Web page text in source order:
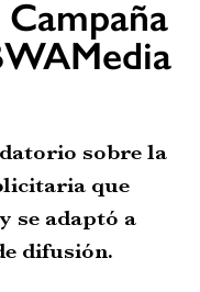
sobre la
que
se adaptó a
difusión.